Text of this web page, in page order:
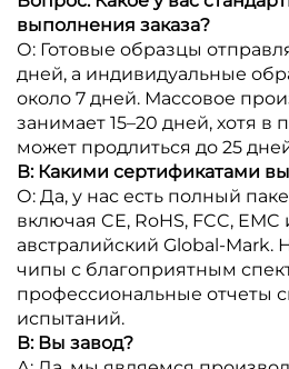
выполнения заказа?
О: Готовые образцы
дней, а индивидуальные
около 7 дней. Массовое
занимает 15–20 дней, хотя в
может продлиться до 25
В: Какими сертификатами вы
О: Да, у нас есть полный
включая CE, RoHS, FCC, EMC
австралийский Global-
чипы с благоприятным
профессиональные отчеты
испытаний.
В: Вы завод?